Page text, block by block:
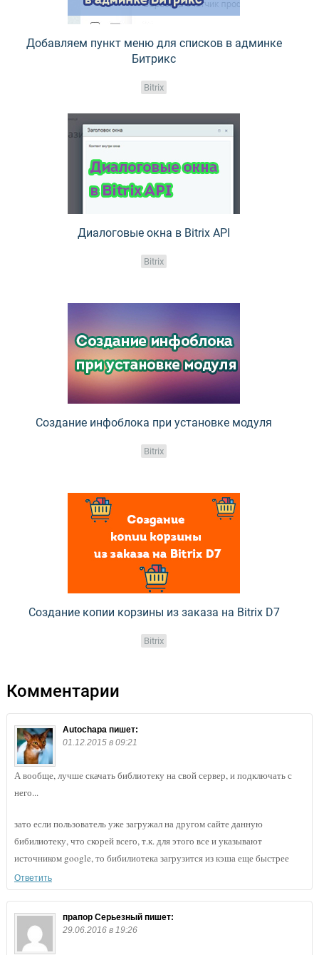
Добавляем пункт меню для списков в админке
Битрикс
Bitrix
Диалоговые окна в Bitrix API
Bitrix
Создание инфоблока при установке модуля
Bitrix
Создание копии корзины из заказа на Bitrix D7
Bitrix
Комментарии
Autochapa пишет:
01.12.2015 в 09:21
А вообще, лучше скачать библиотеку на свой сервер, и подключать с
него...
зато если пользователь уже загружал на другом сайте данную
бибилиотеку, что скорей всего, т.к. для этого все и указывают
источником google, то бибилиотека загрузится из кэша еще быстрее
Ответить
прапор Серьезный пишет:
29.06.2016 в 19:26